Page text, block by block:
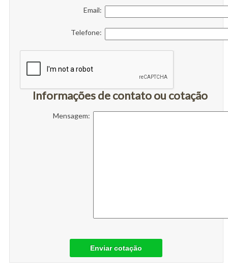
Email:
Telefone:
Informações de contato ou cotação
Mensagem:
Enviar cotação